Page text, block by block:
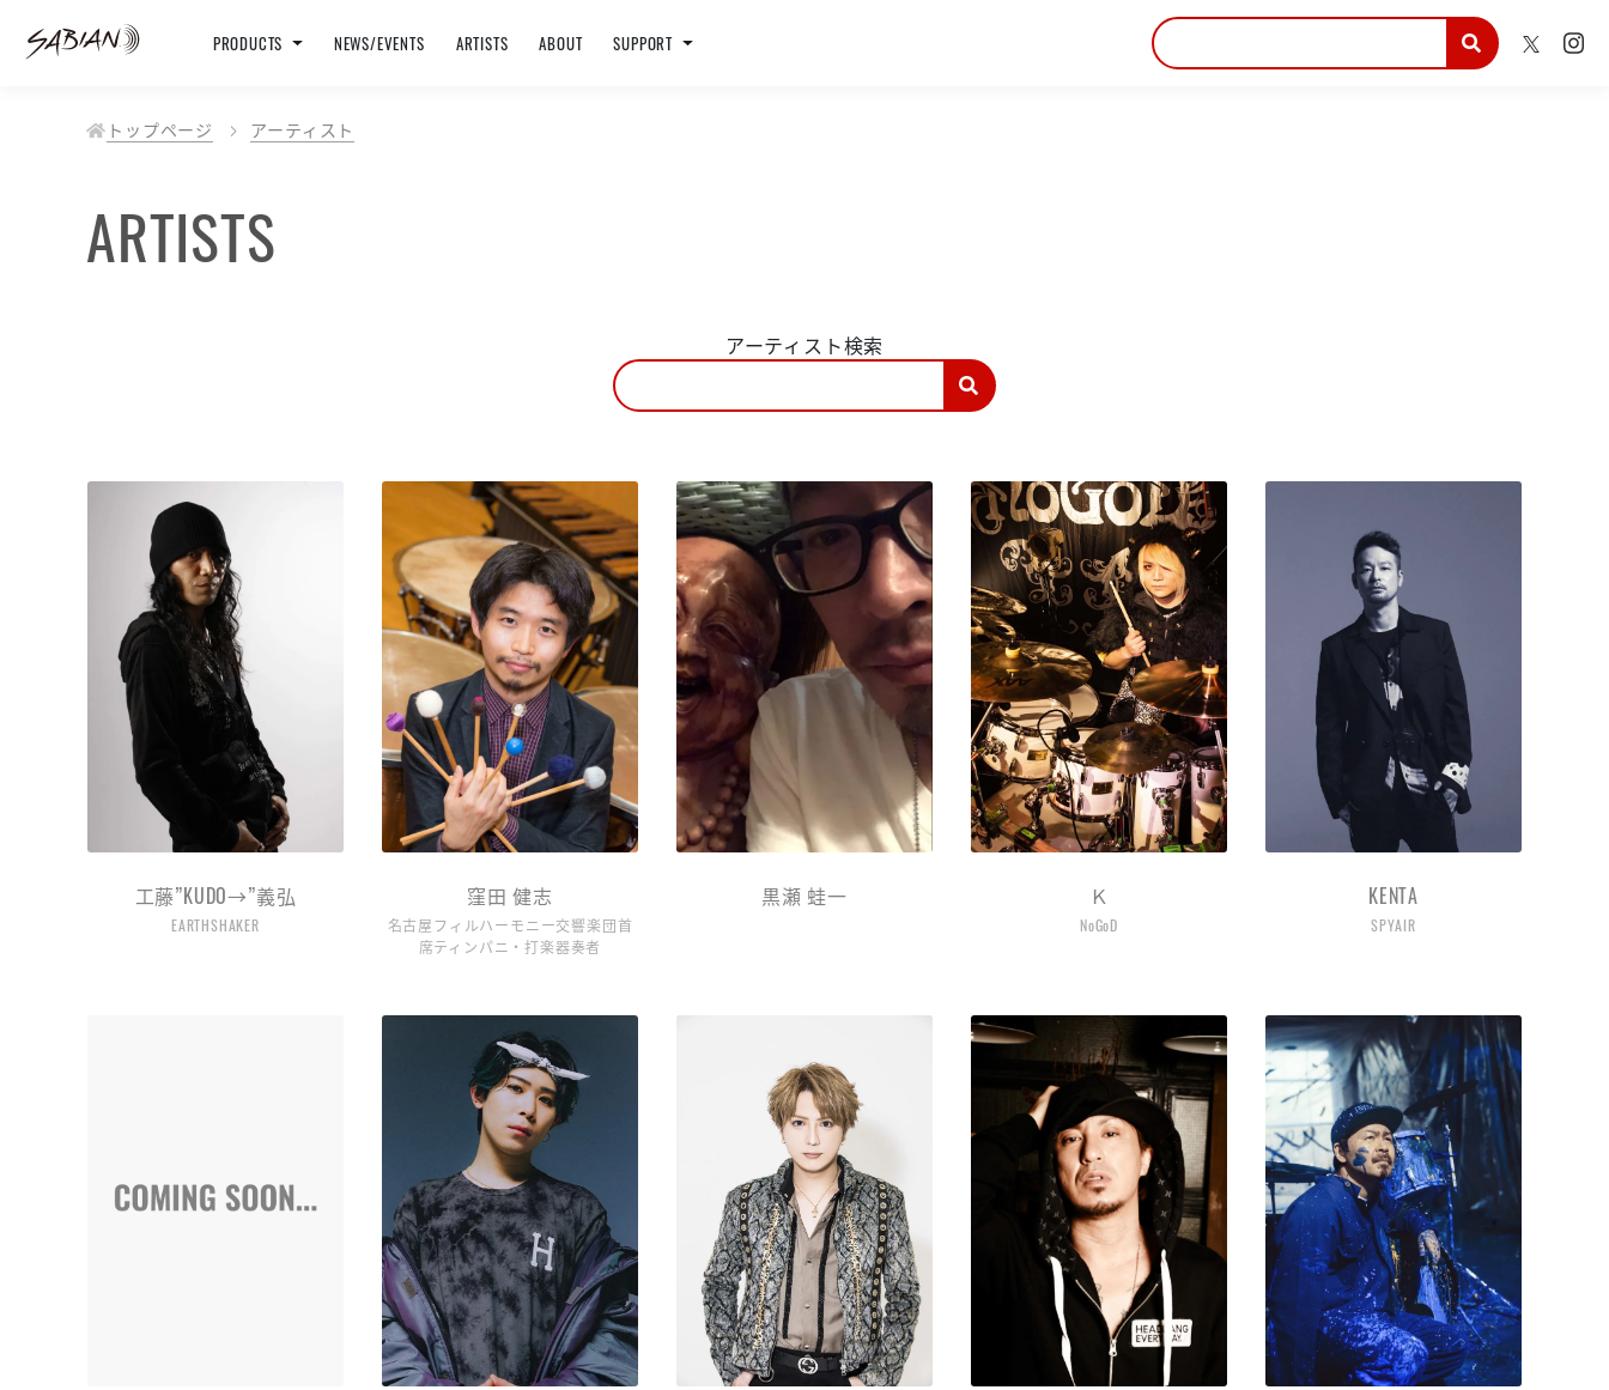
PRODUCTS NEWS/EVENTS ARTISTS ABOUT SUPPORT
トップページ アーティスト
ARTISTS
アーティスト検索
工藤”KUDO→”義弘
EARTHSHAKER
窪田 健志
名古屋フィルハーモニー交響楽団首
席ティンパニ・打楽器奏者
黒瀬 蛙一 Ｋ
NoGoD
KENTA
SPYAIR